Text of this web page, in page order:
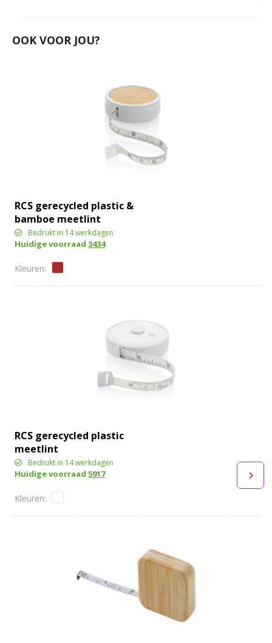
OOK VOOR JOU?
RCS gerecycled plastic &
bamboe meetlint
Bedrukt in 14 werkdagen
Huidige voorraad3434
RCS gerecycled plastic
meetlint
Bedrukt in 14 werkdagen
Huidige voorraad 5917